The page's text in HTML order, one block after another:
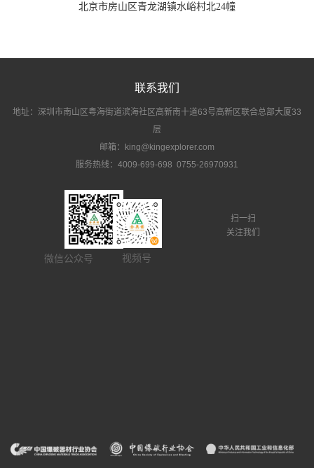
北京市房山区青龙湖镇水峪村北24幢
联系我们
地址：深圳市南山区粤海街道滨海社区高新南十道63号高新区联合总部大厦33
层
邮箱：king@kingexplorer.com
服务热线：4009-699-698 0755-26970931
微信公众号 视频号
扫一扫
关注我们